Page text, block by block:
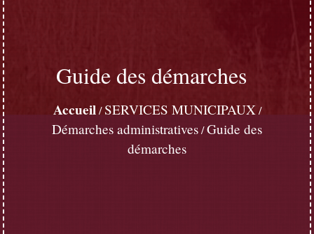
Guide des démarches
Accueil/SERVICES MUNICIPAUX/
Démarches administratives/Guide des
démarches